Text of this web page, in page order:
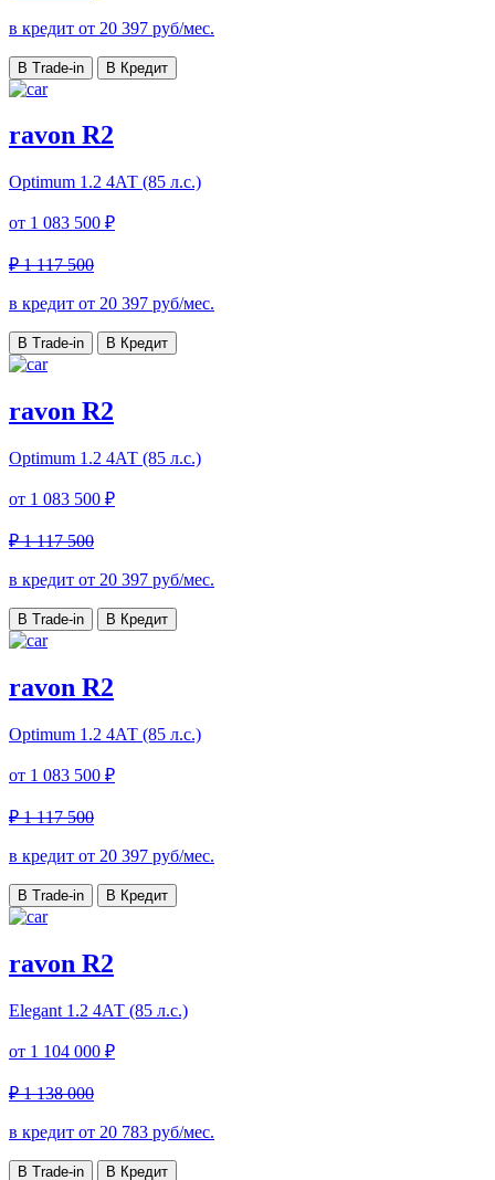
в кредит от 20 397 руб/мес.
В Trade-in В Кредит
ravon R2
Optimum 1.2 4АТ (85 л.с.)
от 1 083 500 ₽
₽ 1 117 500
в кредит от 20 397 руб/мес.
В Trade-in В Кредит
ravon R2
Optimum 1.2 4АТ (85 л.с.)
от 1 083 500 ₽
₽ 1 117 500
в кредит от 20 397 руб/мес.
В Trade-in В Кредит
ravon R2
Optimum 1.2 4АТ (85 л.с.)
от 1 083 500 ₽
₽ 1 117 500
в кредит от 20 397 руб/мес.
В Trade-in В Кредит
ravon R2
Elegant 1.2 4АТ (85 л.с.)
от 1 104 000 ₽
₽ 1 138 000
в кредит от 20 783 руб/мес.
В Trade-in В Кредит